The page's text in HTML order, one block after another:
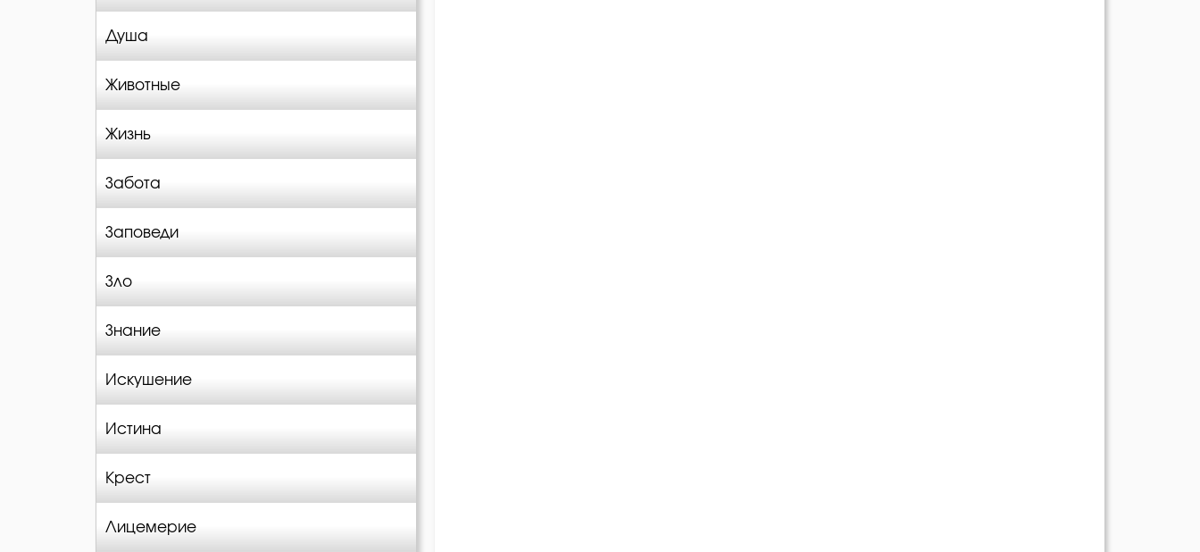
Душа
Животные
Жизнь
Забота
Заповеди
Зло
Знание
Искушение
Истина
Крест
Лицемерие